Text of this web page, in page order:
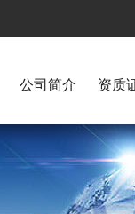
公司简介 资质